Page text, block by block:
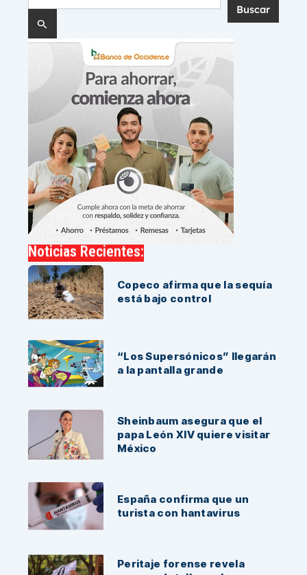
Noticias Recientes:
Copeco afirma que la sequía
está bajo control
“Los Supersónicos” llegarán
a la pantalla grande
Sheinbaum asegura que el
papa León XIV quiere visitar
México
España confirma que un
turista con hantavirus
Peritaje forense revela